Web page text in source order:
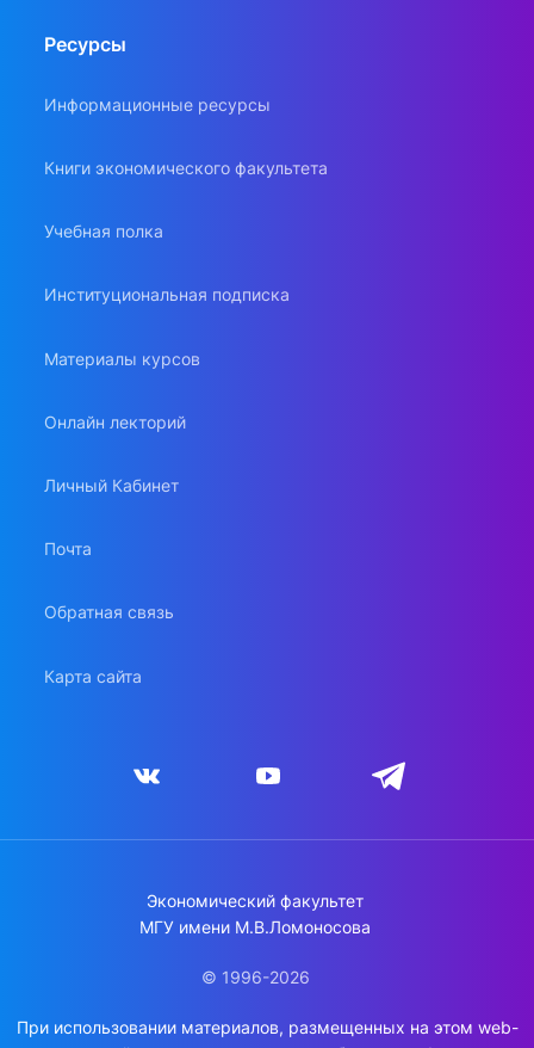
Ресурсы
Информационные ресурсы
Книги экономического факультета
Учебная полка
Институциональная подписка
Материалы курсов
Онлайн лекторий
Личный Кабинет
Почта
Обратная связь
Карта сайта
Экономический факультет
МГУ имени М.В.Ломоносова
© 1996-2026
При использовании материалов, размещенных на этом web-